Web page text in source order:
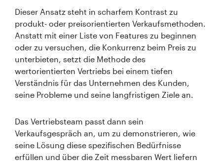
Dieser Ansatz steht in scharfem Kontrast zu
produkt- oder preisorientierten Verkaufsmethoden.
Anstatt mit einer Liste von Features zu beginnen
oder zu versuchen, die Konkurrenz beim Preis zu
unterbieten, setzt die Methode des
wertorientierten Vertriebs bei einem tiefen
Verständnis für das Unternehmen des Kunden,
seine Probleme und seine langfristigen Ziele an.
Das Vertriebsteam passt dann sein
Verkaufsgespräch an, um zu demonstrieren, wie
seine Lösung diese spezifischen Bedürfnisse
erfüllen und über die Zeit messbaren Wert liefern